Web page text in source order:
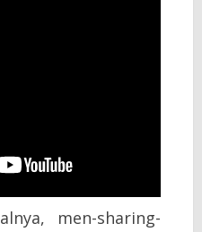
men-sharing-